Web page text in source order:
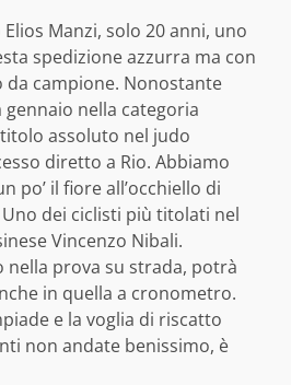
Manzi, solo 20 anni, uno
spedizione azzurra ma con
da campione. Nonostante
nella categoria
assoluto nel judo
diretto a Rio. Abbiamo
po’ il fiore all’occhiello di
dei ciclisti più titolati nel
Vincenzo Nibali.
nella prova su strada, potrà
in quella a cronometro.
e la voglia di riscatto
non andate benissimo, è